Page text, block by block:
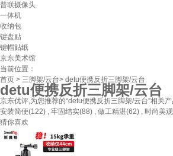
普联摄像头
一体机
收纳包
键盘贴
键帽贴纸
京东美术馆
当前位置：
首页 > 三脚架/云台> detu便携反折三脚架/云台
detu便携反折三脚架/云台
京东优评,为您推荐的“detu便携反折三脚架/云台”相关
安装简便(122) , 牢固结实(88) , 做工精湛(62) , 时尚美
猜你喜欢